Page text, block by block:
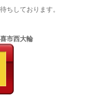
ちしております。
市西大輪